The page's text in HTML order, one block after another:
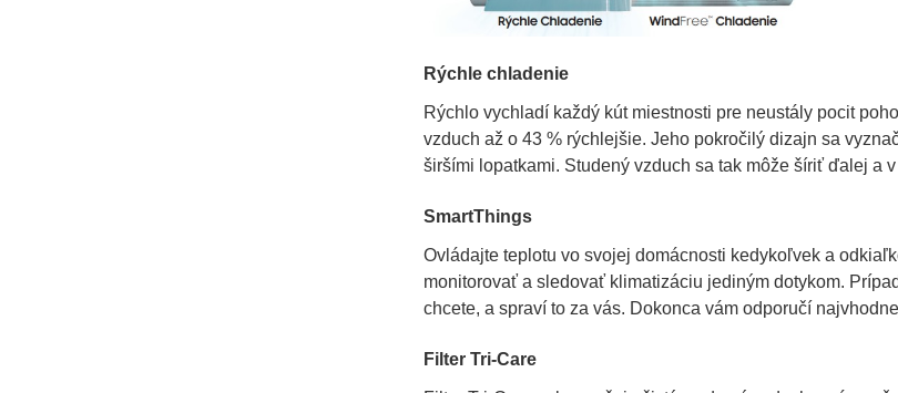
Rýchle chladenie
Rýchlo vychladí každý kút miestnosti pre neustály pocit
vzduch až o 43 % rýchlejšie. Jeho pokročilý dizajn sa
širšími lopatkami. Studený vzduch sa tak môže šíriť ďalej a
SmartThings
Ovládajte teplotu vo svojej domácnosti kedykoľvek a
monitorovať a sledovať klimatizáciu jediným dotykom.
chcete, a spraví to za vás. Dokonca vám odporučí
Filter Tri-Care